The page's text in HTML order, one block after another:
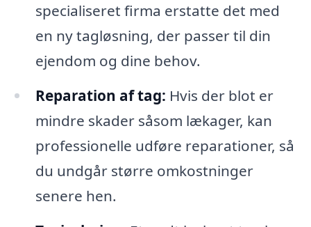
specialiseret firma erstatte det med
en ny tagløsning, der passer til din
ejendom og dine behov.
Reparation af tag: Hvis der blot er
mindre skader såsom lækager, kan
professionelle udføre reparationer, så
du undgår større omkostninger
senere hen.